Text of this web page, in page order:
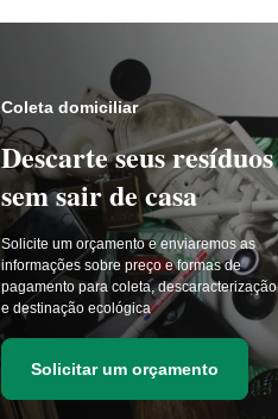
Coleta domiciliar
Descarte seus resíduos
sem sair de casa
Solicite um orçamento e enviaremos as
informações sobre preço e formas de
pagamento para coleta, descaracterização
e destinação ecológica
Solicitar um orçamento